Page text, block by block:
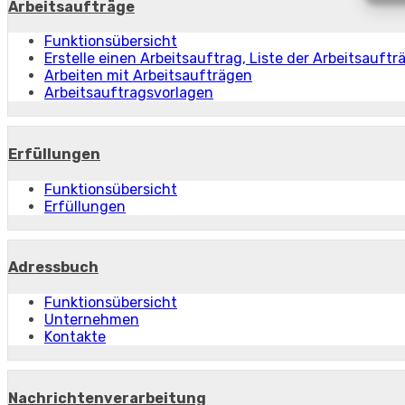
Arbeitsaufträge
Funktionsübersicht
Erstelle einen Arbeitsauftrag, Liste der
Arbeiten mit Arbeitsaufträgen
Arbeitsauftragsvorlagen
Erfüllungen
Funktionsübersicht
Erfüllungen
Adressbuch
Funktionsübersicht
Unternehmen
Kontakte
Nachrichtenverarbeitung